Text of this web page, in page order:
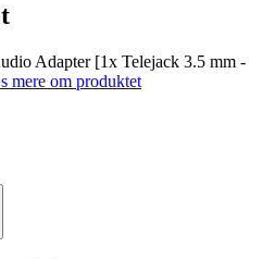
Adapter [1x Telejack 3.5 mm -
mere om produktet